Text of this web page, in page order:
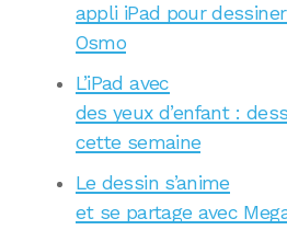
appli iPad pour
Osmo
L’iPad avec
des yeux d’enfant :
cette semaine
Le dessin s’anime
et se partage avec